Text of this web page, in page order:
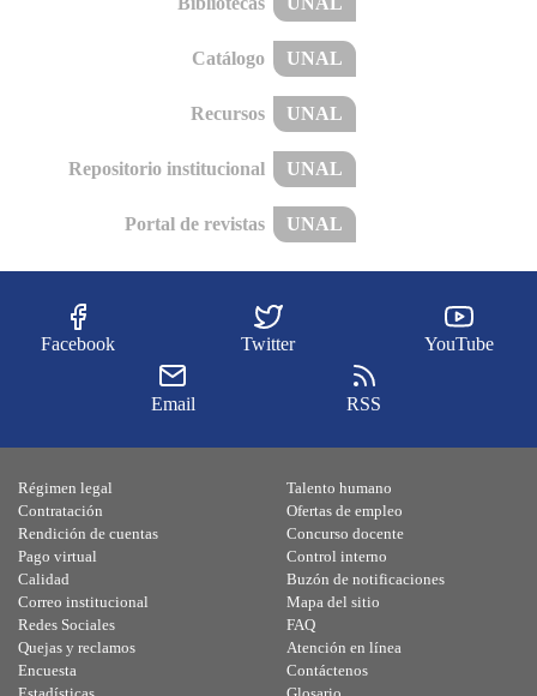
Catálogo UNAL
Recursos UNAL
Repositorio institucional UNAL
Portal de revistas UNAL
Facebook Twitter YouTube
Email RSS
Régimen legal
Contratación
Rendición de cuentas
Pago virtual
Calidad
Talento humano
Ofertas de empleo
Concurso docente
Control interno
Buzón de notificaciones
Correo institucional
Redes Sociales
Quejas y reclamos
Encuesta
Mapa del sitio
FAQ
Atención en línea
Contáctenos